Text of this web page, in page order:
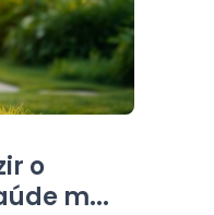
o
m...